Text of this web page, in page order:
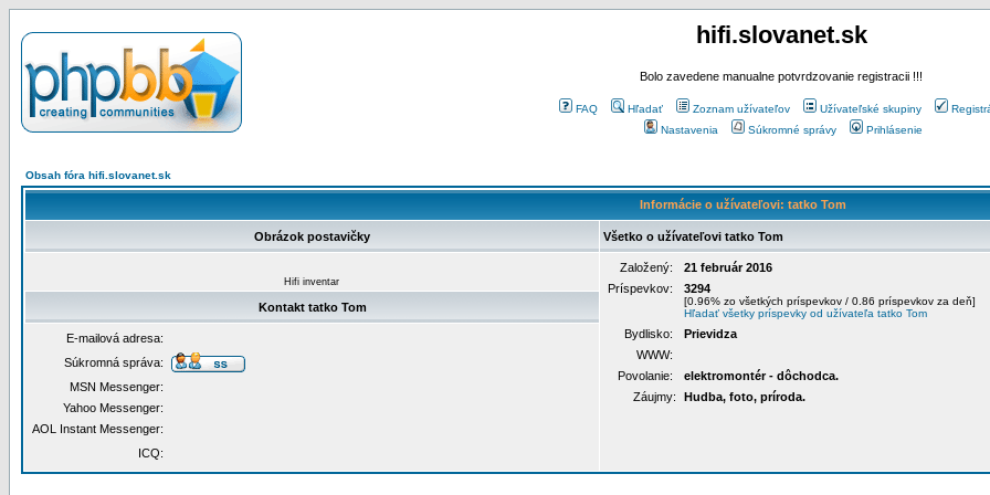
hifi.slovanet.sk
Bolo zavedene manualne potvrdzovanie registracii !!!
FAQ Hľadať Zoznam užívateľov Užívateľské skupiny
Nastavenia
Súkromné správy Prihlásenie
Obsah fóra hifi.slovanet.sk
Informácie o užívateľovi: tatko Tom
Obrázok postavičky Všetko o užívateľovi tatko Tom
Hifi inventar
Založený:
21 február 2016
Príspevkov:
3294
[0.96% zo všetkých príspevkov / 0.86 príspevkov za deň]
Hľadať všetky príspevky od užívateľa tatko Tom
Bydlisko:
Prievidza
WWW:
Povolanie:
elektromontér - dôchodca.
Záujmy:
Hudba, foto, príroda.
Kontakt tatko Tom
E-mailová adresa:
Súkromná správa:
MSN Messenger:
Yahoo Messenger:
AOL Instant Messenger:
ICQ: